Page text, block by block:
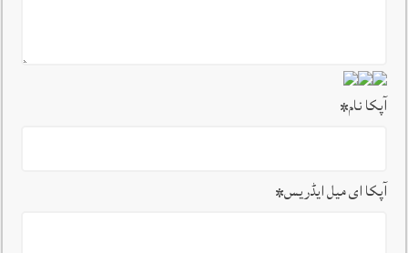
آپکا نام*
آپکا ای میل ایڈریس*